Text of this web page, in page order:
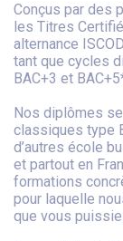
Conçus par des
les Titres
alternance
tant que cycles
BAC+3 et
Nos diplômes
classiques type
d’autres école
et partout en
formations
pour laquelle
que vous